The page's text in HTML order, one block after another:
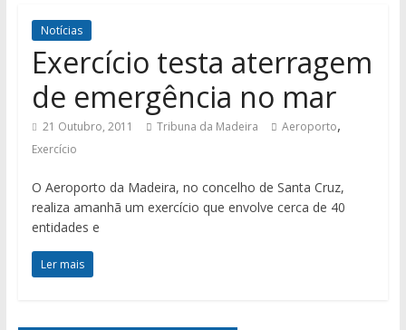
Notícias
Exercício testa aterragem
de emergência no mar
21 Outubro, 2011 Tribuna da Madeira Aeroporto,
Exercício
O Aeroporto da Madeira, no concelho de Santa Cruz,
realiza amanhã um exercício que envolve cerca de 40
entidades e
Ler mais